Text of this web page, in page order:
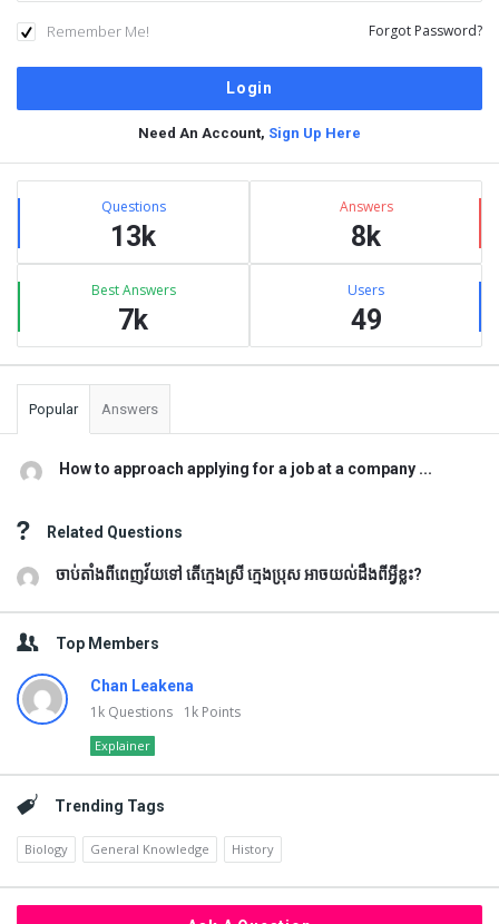
Remember Me! Forgot Password?
Need An Account, Sign Up Here
Sidebar
Stats Questions
13k
Answers
8k
Best Answers
7k
Users
49
Popular Answers
How to approach applying for a job at a company ...
Related Questions
ចាប់តាំងពីពេញវ័យទៅ តើក្មេងស្រី ក្មេងប្រុស អាចយល់ដឹងពីអ្វីខ្លះ?
Top Members
Chan Leakena
1k Questions 1k Points
Explainer
Trending Tags
Biology General Knowledge History